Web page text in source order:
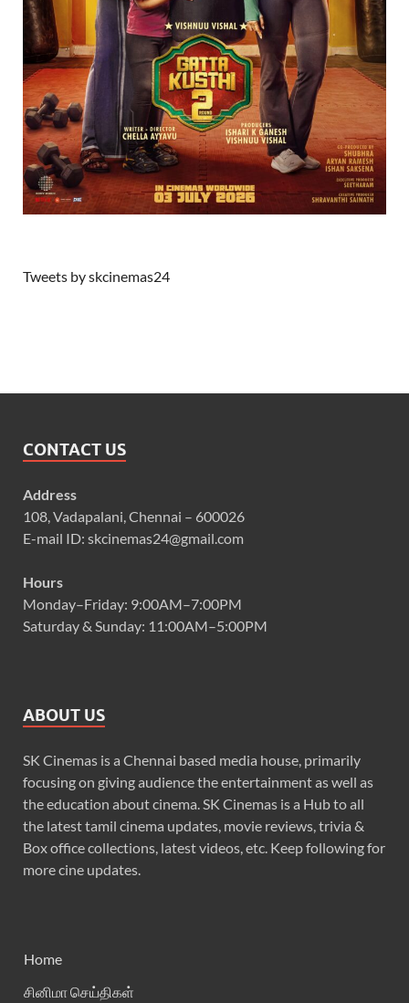
Tweets by skcinemas24
CONTACT US
Address
108, Vadapalani, Chennai – 600026
E-mail ID: skcinemas24@gmail.com
Hours
Monday–Friday: 9:00AM–7:00PM
Saturday & Sunday: 11:00AM–5:00PM
ABOUT US
SK Cinemas is a Chennai based media house, primarily
focusing on giving audience the entertainment as well as
the education about cinema. SK Cinemas is a Hub to all
the latest tamil cinema updates, movie reviews, trivia &
Box office collections, latest videos, etc. Keep following for
more cine updates.
Home
சினிமா செய்திகள்